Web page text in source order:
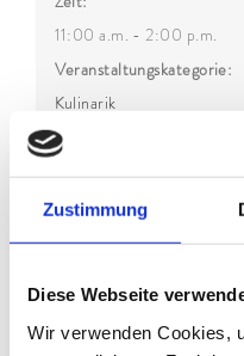
Zustimmung
Diese Webseite
Wir verwenden Cookies,
11:00 a.m. - 2:00 p.m.
Veranstaltungskategorie:
Kulinarik